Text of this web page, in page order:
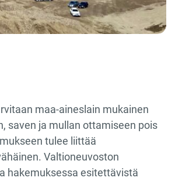
maa-aineslain mukainen
saven ja mullan ottamiseen pois
tulee liittää
Valtioneuvoston
hakemuksessa esitettävistä